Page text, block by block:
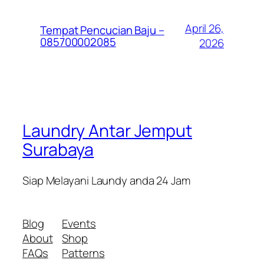
Tempat Pencucian Baju –
085700002085
April 26,
2026
Laundry Antar Jemput
Surabaya
Siap Melayani Laundy anda 24 Jam
Blog
About
FAQs
Events
Shop
Patterns